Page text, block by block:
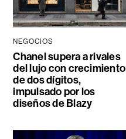
NEGOCIOS
Chanel supera a rivales
del lujo con crecimiento
de dos dígitos,
impulsado por los
diseños de Blazy